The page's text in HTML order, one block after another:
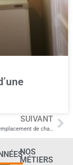
SUIVANT
HEM 2022 – Remplacement de chaudière murale par une chaudière sol
NOS
MÉTIERS